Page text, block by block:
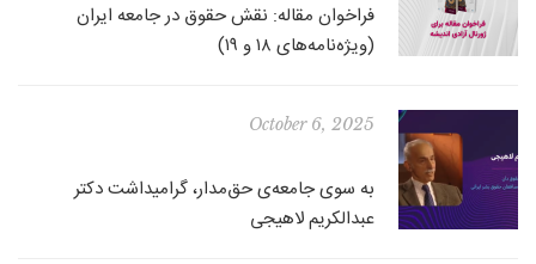
فراخوان مقاله: نقش حقوق در جامعه ایران
(ویژه‌نامه‌های ۱۸ و ۱۹)
October 6, 2025
به سوی جامعه‌ی حق‌مدار، گرامیداشت دکتر
عبدالکریم لاهیجی